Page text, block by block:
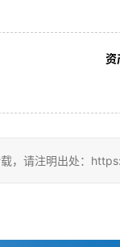
资
载，请注明出处：